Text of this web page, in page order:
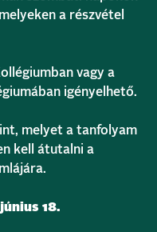
a részvétel
vagy a
igényelhető.
melyet a tanfolyam
kell átutalni a
18.